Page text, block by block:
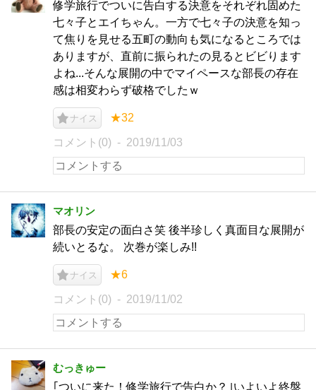
修学旅行でついに告白する決意をそれぞれ固めた
七々子とエイちゃん。一方で七々子の決意を知っ
て焦りを見せる五町の動向も気になるところでは
ありますが、直前に振られたの見るとビビります
よね...そんな展開の中でマイペースな部長の存在
感は相変わらず破格でしたｗ
ナイス ★32
コメント(0) 2019/11/03
マオリン
部長の安定の面白さ笑 後半珍しく真面目な展開が
続いとるな。 次巻が楽しみ!!
ナイス ★6
コメント(0) 2019/11/02
むっきゅー
｢ついに来た！修学旅行で告白か？｣いよいよ終盤